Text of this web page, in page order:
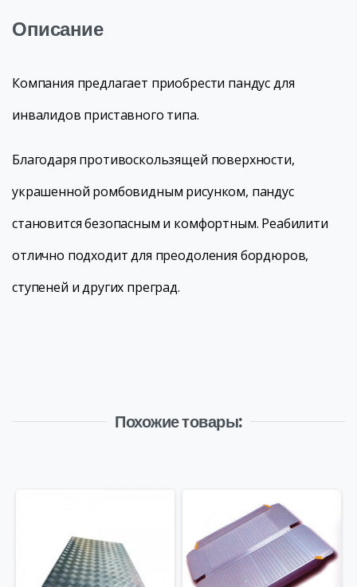
Описание
Компания предлагает приобрести пандус для
инвалидов приставного типа.
Благодаря противоскользящей поверхности,
украшенной ромбовидным рисунком, пандус
становится безопасным и комфортным. Реабилити
отлично подходит для преодоления бордюров,
ступеней и других преград.
Похожие товары: